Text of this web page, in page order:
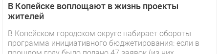
В Копейске воплощают в жизнь проекты
жителей
В Копейском городском округе набирает обороты
программа инициативного бюджетирования: если в